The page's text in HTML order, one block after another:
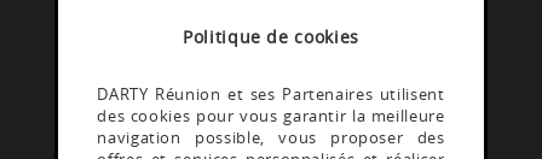
Politique de cookies
DARTY Réunion et ses Partenaires utilisent
des cookies pour vous garantir la meilleure
navigation possible, vous proposer des
Rejoignez la communauté Darty Réunion
INSTAGRAM DARTY
Découvrez les coulisses @Dartyreunion